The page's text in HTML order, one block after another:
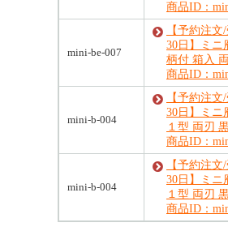
商品ID：
mini-be-007
【予約注
30日】ミニ
柄付 箱入
商品ID：
mini-b-004
【予約注
30日】ミニ
１型 両刃
商品ID：
mini-b-004
【予約注
30日】ミニ
１型 両刃
商品ID：